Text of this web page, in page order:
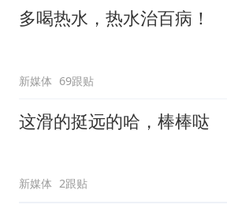
多喝热水，热水治百病！
新媒体 69跟贴
这滑的挺远的哈，棒棒哒
新媒体 2跟贴